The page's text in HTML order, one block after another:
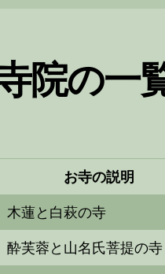
院の一
お寺の説明
木蓮と白萩の寺
酔芙蓉と山名氏菩提の寺